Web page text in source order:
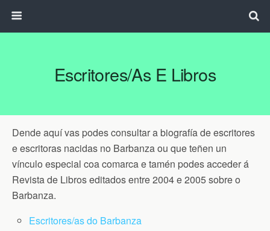
Escritores/as E Libros
Dende aquí vas podes consultar a biografía de escritores
e escritoras nacidas no Barbanza ou que teñen un
vínculo especial coa comarca e tamén podes acceder á
Revista de Libros editados entre 2004 e 2005 sobre o
Barbanza.
Escritores/as do Barbanza